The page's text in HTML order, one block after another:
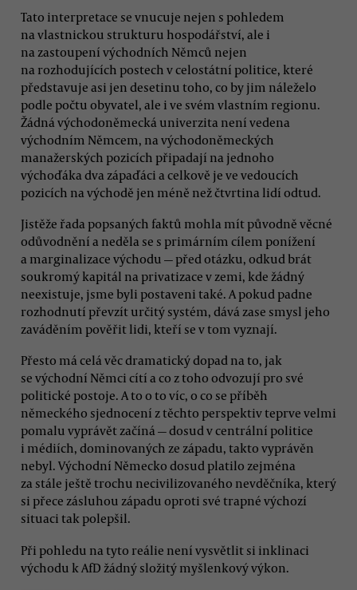
Tato interpretace se vnucuje nejen s pohledem
na vlastnickou strukturu hospodářství, ale i
na zastoupení východních Němců nejen
na rozhodujících postech v celostátní politice, které
představuje asi jen desetinu toho, co by jim náleželo
podle počtu obyvatel, ale i ve svém vlastním regionu.
Žádná východoněmecká univerzita není vedena
východním Němcem, na východoněmeckých
manažerských pozicích připadají na jednoho
výchoďáka dva zápaďáci a celkově je ve vedoucích
pozicích na východě jen méně než čtvrtina lidí odtud.
Jistěže řada popsaných faktů mohla mít původně věcné
odůvodnění a neděla se s primárním cílem ponížení
a marginalizace východu — před otázku, odkud brát
soukromý kapitál na privatizace v zemi, kde žádný
neexistuje, jsme byli postaveni také. A pokud padne
rozhodnutí převzít určitý systém, dává zase smysl jeho
zaváděním pověřit lidi, kteří se v tom vyznají.
Přesto má celá věc dramatický dopad na to, jak
se východní Němci cítí a co z toho odvozují pro své
politické postoje. A to o to víc, o co se příběh
německého sjednocení z těchto perspektiv teprve velmi
pomalu vyprávět začíná — dosud v centrální politice
i médiích, dominovaných ze západu, takto vyprávěn
nebyl. Východní Německo dosud platilo zejména
za stále ještě trochu necivilizovaného nevděčníka, který
si přece zásluhou západu oproti své trapné výchozí
situaci tak polepšil.
Při pohledu na tyto reálie není vysvětlit si inklinaci
východu k AfD žádný složitý myšlenkový výkon.